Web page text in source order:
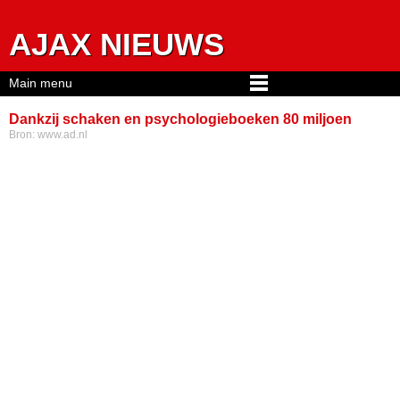
AJAX NIEUWS
Dankzij schaken en psychologieboeken 80 miljoen
Bron: www.ad.nl
Main menu